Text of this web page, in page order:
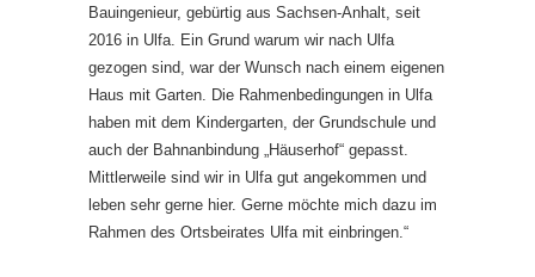
Bauingenieur, gebürtig aus Sachsen-Anhalt, seit
2016 in Ulfa. Ein Grund warum wir nach Ulfa
gezogen sind, war der Wunsch nach einem eigenen
Haus mit Garten. Die Rahmenbedingungen in Ulfa
haben mit dem Kindergarten, der Grundschule und
auch der Bahnanbindung „Häuserhof“ gepasst.
Mittlerweile sind wir in Ulfa gut angekommen und
leben sehr gerne hier. Gerne möchte mich dazu im
Rahmen des Ortsbeirates Ulfa mit einbringen.“